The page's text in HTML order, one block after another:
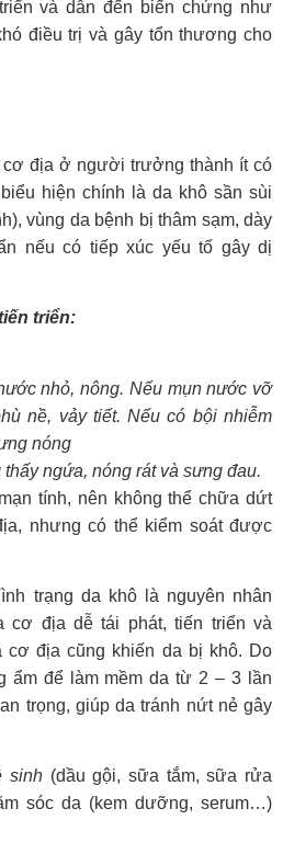
và dẫn đến biến chứng như
điều trị và gây tổn thương cho
cơ địa ở người trưởng thành ít có
hiện chính là da khô sần sùi
vùng da bệnh bị thâm sạm, dày
nếu có tiếp xúc yếu tố gây dị
triển:
nhỏ, nông. Nếu mụn nước vỡ
nề, vảy tiết. Nếu có bội nhiễm
nóng
ngứa, nóng rát và sưng đau.
tính, nên không thể chữa dứt
nhưng có thể kiểm soát được
trạng da khô là nguyên nhân
cơ địa dễ tái phát, tiến triển và
cơ địa cũng khiến da bị khô. Do
ẩm để làm mềm da từ 2 – 3 lần
trọng, giúp da tránh nứt nẻ gây
sinh (dầu gội, sữa tắm, sữa rửa
sóc da (kem dưỡng, serum…)